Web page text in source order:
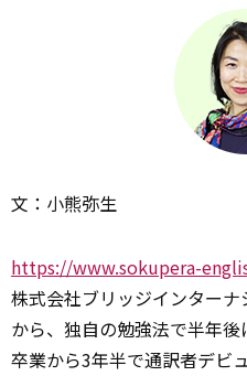
文：小熊弥生
https://www.sokupera-
株式会社ブリッジインター
から、独自の勉強法で半年後
卒業から3年半で通訳者デビ